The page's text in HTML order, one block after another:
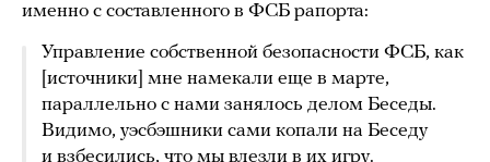
именно с составленного в ФСБ рапорта:
Управление собственной безопасности ФСБ, как
[источники] мне намекали еще в марте,
параллельно с нами занялось делом Беседы.
Видимо, уэсбэшники сами копали на Беседу
и взбесились, что мы влезли в их игру.